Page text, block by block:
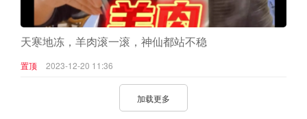
天寒地冻，羊肉滚一滚，神仙都站不稳
置顶 2023-12-20 11:36
加载更多